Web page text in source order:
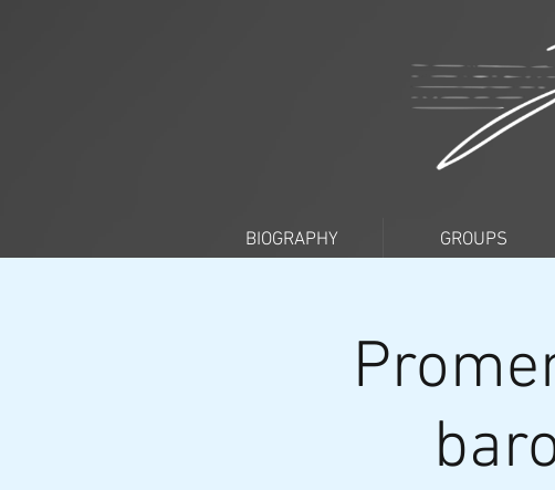
BIOGRAPHY GROUPS